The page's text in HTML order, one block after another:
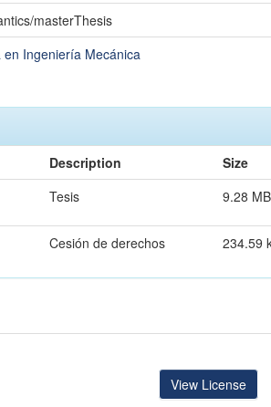
masterThesis
Ingeniería Mecánica
Description Size
Tesis 9.28 MB
Cesión de derechos 234.59
View License